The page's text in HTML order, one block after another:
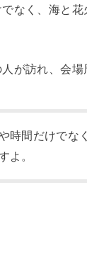
なく、海と
が訪れ、会場
時間だけでな
よ。